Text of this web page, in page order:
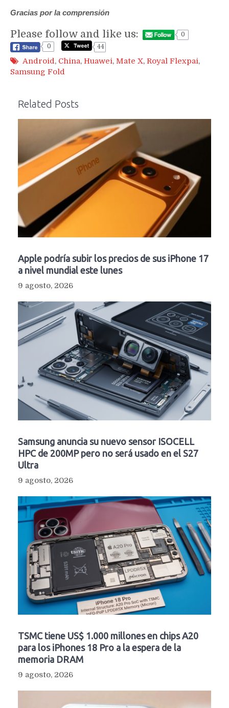
Gracias por la comprensión
Please follow and like us:
0
0
44
Android, China, Huawei, Mate X, Royal Flexpai,
Samsung Fold
Related Posts
Apple podría subir los precios de sus iPhone 17
a nivel mundial este lunes
9 agosto, 2026
Samsung anuncia su nuevo sensor ISOCELL
HPC de 200MP pero no será usado en el S27
Ultra
9 agosto, 2026
TSMC tiene US$ 1.000 millones en chips A20
para los iPhones 18 Pro a la espera de la
memoria DRAM
9 agosto, 2026